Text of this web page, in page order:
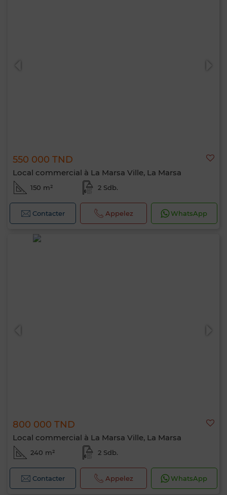
550 000 TND
Local commercial à La Marsa Ville, La Marsa
150 m² 2 Sdb.
Contacter Appelez WhatsApp
800 000 TND
Local commercial à La Marsa Ville, La Marsa
240 m² 2 Sdb.
Contacter Appelez WhatsApp